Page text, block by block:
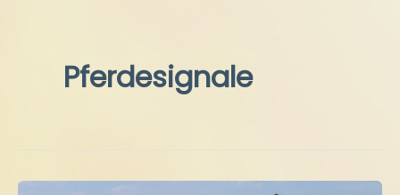
Pferdesignale